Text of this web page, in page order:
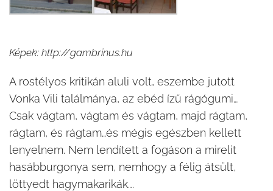
Képek: http://gambrinus.hu
A rostélyos kritikán aluli volt, eszembe jutott
Vonka Vili találmánya, az ebéd ízű rágógumi…
Csak vágtam, vágtam és vágtam, majd rágtam,
rágtam, és rágtam…és mégis egészben kellett
lenyelnem. Nem lendített a fogáson a mirelit
hasábburgonya sem, nemhogy a félig átsült,
löttyedt hagymakarikák….